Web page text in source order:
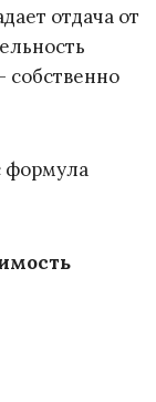
отдача от
собственно
формула